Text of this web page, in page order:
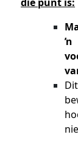
die punt is:
ŉ